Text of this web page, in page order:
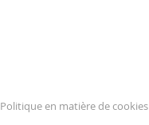
Politique en matière de cookies